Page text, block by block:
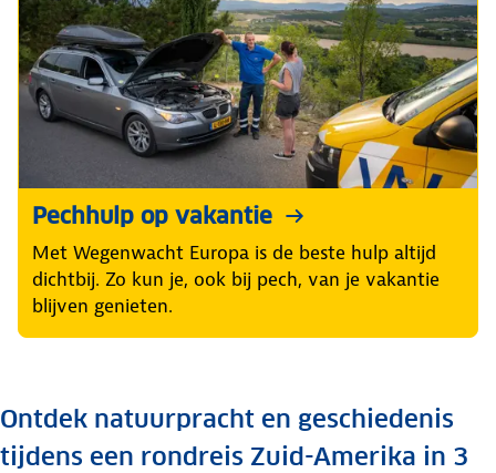
Pechhulp op vakantie
Met Wegenwacht Europa is de beste hulp altijd
dichtbij. Zo kun je, ook bij pech, van je vakantie
blijven genieten.
Ontdek natuurpracht en geschiedenis
tijdens een rondreis Zuid-Amerika in 3